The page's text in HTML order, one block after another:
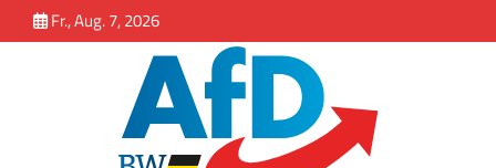
springen
to
Fr., Aug. 7, 2026